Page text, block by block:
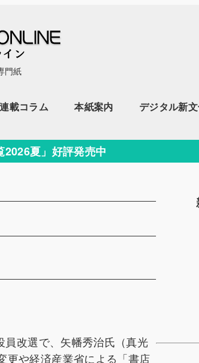
門紙
連載コラム 本紙案内 デジタル新
夏」好評発売中
改選で、矢幡秀治氏（真光
更や経済産業省による「書店